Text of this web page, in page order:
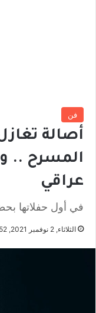
فن
أصالة
المسرح ..
عراقي
في أول حفلاتها
الثلاثاء, 2 نوفمبر 2021, 4:52 م